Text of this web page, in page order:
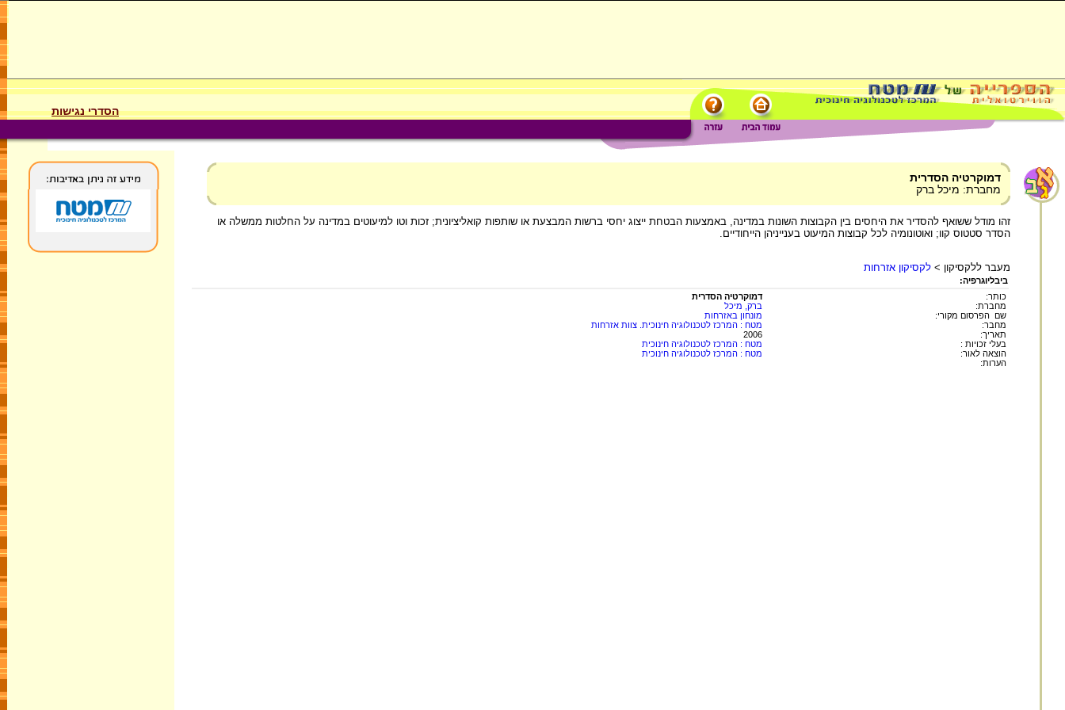
הסדרי נגישות
דמוקרטיה הסדרית
מחברת: מיכל ברק
זהו מודל ששואף להסדיר את היחסים בין הקבוצות השונות במדינה, באמצעות הבטחת ייצוג יחסי ברשות המבצעת או שותפות קואליציונית; זכות וטו למיעוטים במדינה על החלטות ממשלה או
הסדר סטטוס קוו; ואוטונומיה לכל קבוצות המיעוט בענייניהן הייחודיים.
מעבר ללקסיקון > לקסיקון אזרחות
ביבליוגרפיה:
כותר:
דמוקרטיה הסדרית
מחברת:
ברק, מיכל
שם הפרסום מקורי:
מונחון באזרחות
מחבר:
מטח : המרכז לטכנולוגיה חינוכית. צוות אזרחות
תאריך:
2006
בעלי זכויות :
מטח : המרכז לטכנולוגיה חינוכית
הוצאה לאור:
מטח : המרכז לטכנולוגיה חינוכית
הערות: